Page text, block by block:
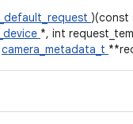
)(const
*, int
camera_metadata_t